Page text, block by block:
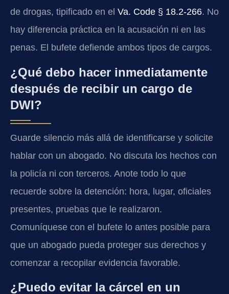
de drogas, tipificado en el Va. Code § 18.2‑266. No
hay diferencia práctica en la acusación ni en las
penas. El bufete defiende ambos tipos de cargos.
¿Qué debo hacer inmediatamente
después de recibir un cargo de
DWI?
Guarde silencio más allá de identificarse y solicite
hablar con un abogado. No discuta los hechos con
la policía ni con terceros. Anote todo lo que
recuerde sobre la detención: hora, lugar, oficiales
presentes, pruebas que le realizaron.
Comuníquese con el bufete lo antes posible para
que un abogado pueda proteger sus derechos y
comenzar a recopilar evidencia favorable.
¿Puedo evitar la cárcel en un